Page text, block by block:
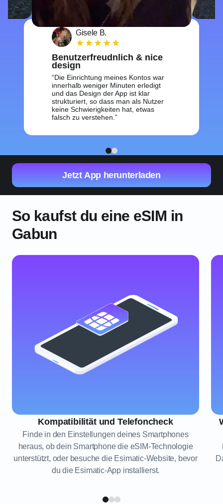
Gisele B.
Benutzerfreudnlich & nice
design
Die Einrichtung meines Kontos war
innerhalb weniger Minuten erledigt
und das Design der App ist klar
strukturiert, so dass man als Nutzer
keine Schwierigkeiten hat, etwas
falsch zu verstehen.
1 2
Jetzt App herunterladen
So kaufst du eine eSIM in
Gabun
Kompatibilität und Telefoncheck
Finde in den Einstellungen deines Smartphones
heraus, ob dein Smartphone die eSIM-Technologie
unterstützt, oder besuche die Esimatic-Website, bevor
du die Esimatic-App installierst.